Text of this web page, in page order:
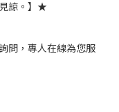
諒。】★
問，專人在線為您服